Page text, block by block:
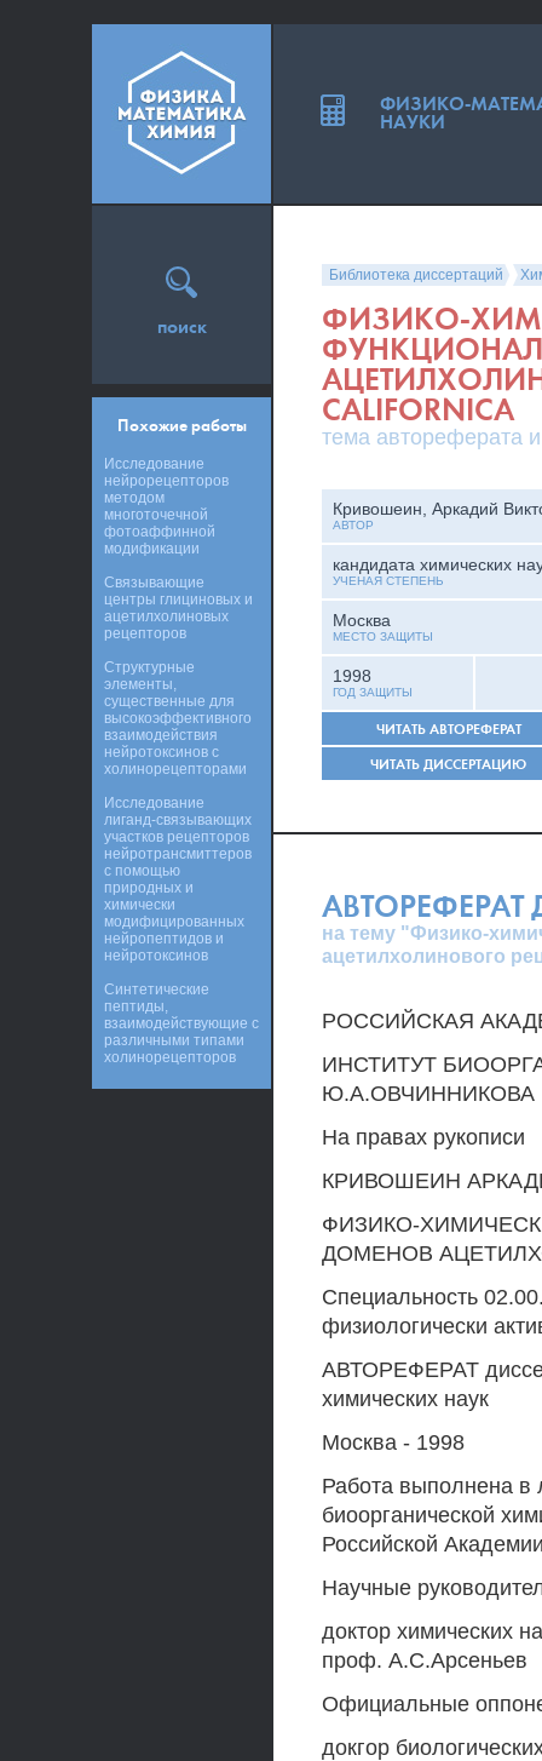
Библиотека диссертаций
ФИЗИКО-
CALIFORNICA
тема автореферата
Кривошеин, Аркадий
АВТОР
кандидата химических
УЧЕНАЯ СТЕПЕНЬ
Москва
МЕСТО ЗАЩИТЫ
1998
ГОД ЗАЩИТЫ
ЧИТАТЬ АВТОРЕФЕРАТ
ЧИТАТЬ ДИССЕРТАЦИЮ
АВТОРЕФЕРАТ
на тему "Физико-
ацетилхолинового
РОССИЙСКАЯ
ИНСТИТУТ
Ю.А.ОВЧИННИКОВА
На правах рукописи
КРИВОШЕИН
ФИЗИКО-
ДОМЕНОВ
Специальность
физиологически
АВТОРЕФЕРАТ
химических наук
Москва - 1998
Работа выполнена в
биоорганической
Российской
Научные
доктор химических
проф. А.С.Арсеньев
Официальные
докгор
поиск
Похожие работы
Исследование
нейрорецепторов
методом
многоточечной
фотоаффинной
модификации
Связывающие
центры глициновых и
ацетилхолиновых
рецепторов
Структурные
элементы,
существенные для
высокоэффективного
взаимодействия
нейротоксинов с
холинорецепторами
Исследование
лиганд-связывающих
участков рецепторов
нейротрансмиттеров
с помощью
природных и
химически
модифицированных
нейропептидов и
нейротоксинов
Синтетические
пептиды,
взаимодействующие с
различными типами
холинорецепторов
ФИЗИКО-
НАУКИ